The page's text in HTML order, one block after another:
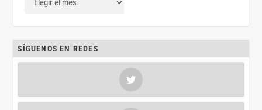
SÍGUENOS EN REDES